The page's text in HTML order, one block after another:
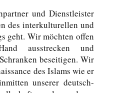
und Dienstleister
des interkulturellen und
geht. Wir möchten offen
ausstrecken und
beseitigen. Wir
des Islams wie er
unserer deutsch-